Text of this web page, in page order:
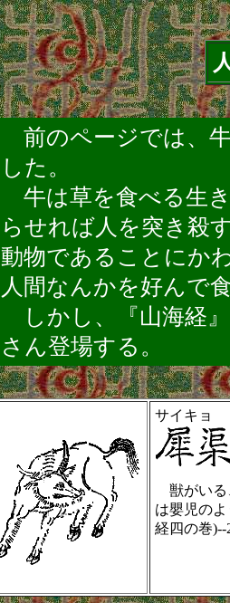
前のページでは、
した。
牛は草を食べる生
らせれば人を突き殺
動物であることにか
人間なんかを好んで
しかし、『山海経
さん登場する。
サイキョ
獣がいる
は嬰児の
経四の巻)--